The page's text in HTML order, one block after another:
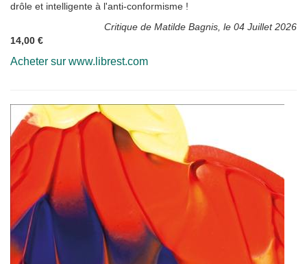
drôle et intelligente à l'anti-conformisme !
Critique de Matilde Bagnis, le 04 Juillet 2026
14,00 €
Acheter sur www.librest.com